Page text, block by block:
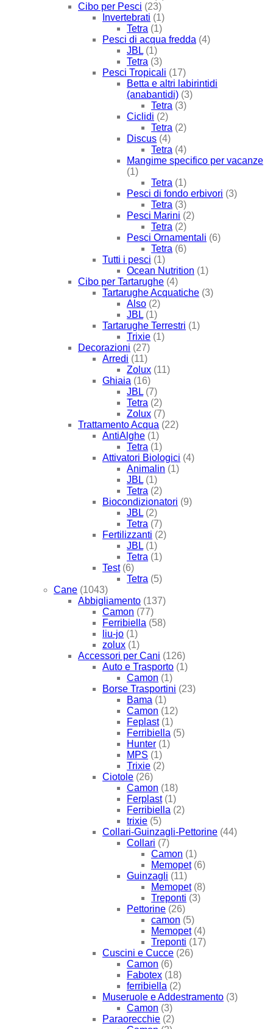
Cibo per Pesci (23)
Invertebrati (1)
Tetra (1)
Pesci di acqua fredda (4)
JBL (1)
Tetra (3)
Pesci Tropicali (17)
Betta e altri labirintidi
(anabantidi) (3)
Tetra (3)
Ciclidi (2)
Tetra (2)
Discus (4)
Tetra (4)
Mangime specifico per vacanze
(1)
Tetra (1)
Pesci di fondo erbivori (3)
Tetra (3)
Pesci Marini (2)
Tetra (2)
Pesci Ornamentali (6)
Tetra (6)
Tutti i pesci (1)
Ocean Nutrition (1)
Cibo per Tartarughe (4)
Tartarughe Acquatiche (3)
Also (2)
JBL (1)
Tartarughe Terrestri (1)
Trixie (1)
Decorazioni (27)
Arredi (11)
Zolux (11)
Ghiaia (16)
JBL (7)
Tetra (2)
Zolux (7)
Trattamento Acqua (22)
AntiAlghe (1)
Tetra (1)
Attivatori Biologici (4)
Animalin (1)
JBL (1)
Tetra (2)
Biocondizionatori (9)
JBL (2)
Tetra (7)
Fertilizzanti (2)
JBL (1)
Tetra (1)
Test (6)
Tetra (5)
Cane (1043)
Abbigliamento (137)
Camon (77)
Ferribiella (58)
liu-jo (1)
zolux (1)
Accessori per Cani (126)
Auto e Trasporto (1)
Camon (1)
Borse Trasportini (23)
Bama (1)
Camon (12)
Feplast (1)
Ferribiella (5)
Hunter (1)
MPS (1)
Trixie (2)
Ciotole (26)
Camon (18)
Ferplast (1)
Ferribiella (2)
trixie (5)
Collari-Guinzagli-Pettorine (44)
Collari (7)
Camon (1)
Memopet (6)
Guinzagli (11)
Memopet (8)
Treponti (3)
Pettorine (26)
camon (5)
Memopet (4)
Treponti (17)
Cuscini e Cucce (26)
Camon (6)
Fabotex (18)
ferribiella (2)
Museruole e Addestramento (3)
Camon (3)
Paraorecchie (2)